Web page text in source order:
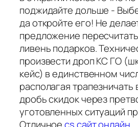
поджидайте дольше -
да откройте его! Не
предложение
ливень подарков.
произвести дроп КС ГО
кейс) в единственном
располагая трапезничать
дробь скидок через
уготовленных ситуаций